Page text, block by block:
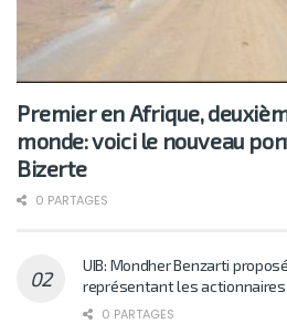
Premier en Afrique,
monde: voici le nouveau
Bizerte
0 PARTAGES
UIB: Mondher Benzarti
représentant les
0 PARTAGES